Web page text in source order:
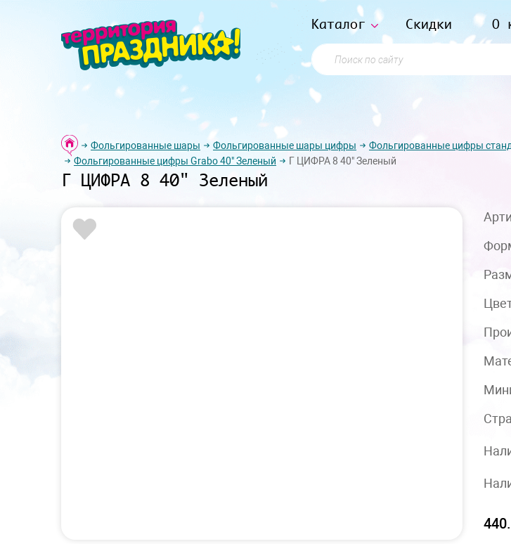
Каталог Скидки О
Поиск по сайту
Фольгированные шары Фольгированные шары цифры Фольгированные цифры
Фольгированные цифры Grabo 40" Зеленый
Г ЦИФРА 8 40" Зеленый
Г ЦИФРА 8 40" Зеленый